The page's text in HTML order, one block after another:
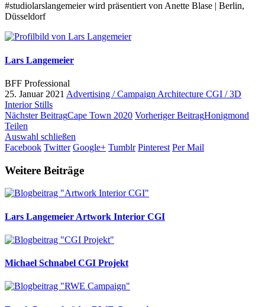
#studiolarslangemeier wird präsentiert von Anette Blase | Berlin,
Düsseldorf
Lars Langemeier
BFF Professional
25. Januar 2021 Advertising / Campaign Architecture CGI / 3D
Interior Stills
Nächster BeitragCape Town 2020 Vorheriger BeitragHonigmond
Teilen
Auswahl schließen
Facebook Twitter Google+ Tumblr Pinterest Per Mail
Weitere Beiträge
Lars Langemeier Artwork Interior CGI
Michael Schnabel CGI Projekt